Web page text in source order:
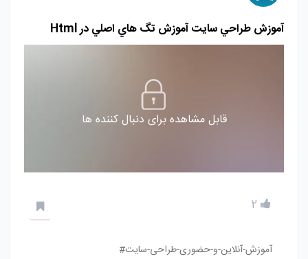
آموزش طراحي سايت آموزش تگ هاي اصلي در Html
قابل مشاهده برای دنبال کننده ها
2
آموزش-آنلاین-و-حضوری-طراحی-سایت#